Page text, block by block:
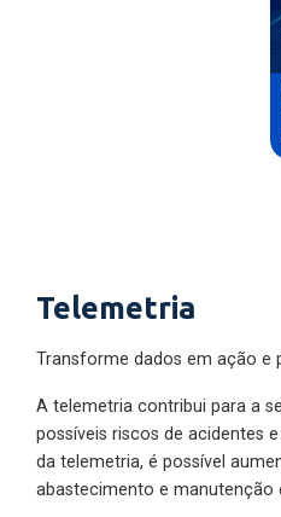
Telemetria
Transforme dados em ação e
A telemetria contribui para a
possíveis riscos de
da telemetria, é possível
abastecimento e